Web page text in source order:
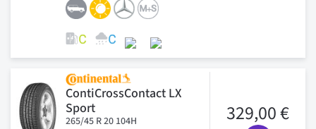
ContiCrossContact LX
Sport
265/45 R 20 104H 329,00 €